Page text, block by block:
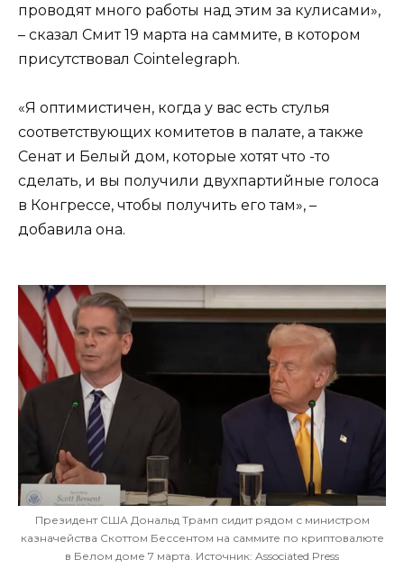
проводят много работы над этим за кулисами»,
– сказал Смит 19 марта на саммите, в котором
присутствовал Cointelegraph.
«Я оптимистичен, когда у вас есть стулья
соответствующих комитетов в палате, а также
Сенат и Белый дом, которые хотят что -то
сделать, и вы получили двухпартийные голоса
в Конгрессе, чтобы получить его там», –
добавила она.
Президент США Дональд Трамп сидит рядом с министром
казначейства Скоттом Бессентом на саммите по криптовалюте
в Белом доме 7 марта. Источник: Associated Press